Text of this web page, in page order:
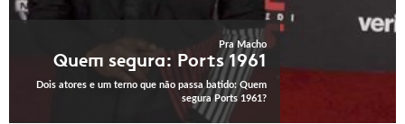
Pra Macho
Quem segura: Ports 1961
Dois atores e um terno que não passa batido: Quem
segura Ports 1961?